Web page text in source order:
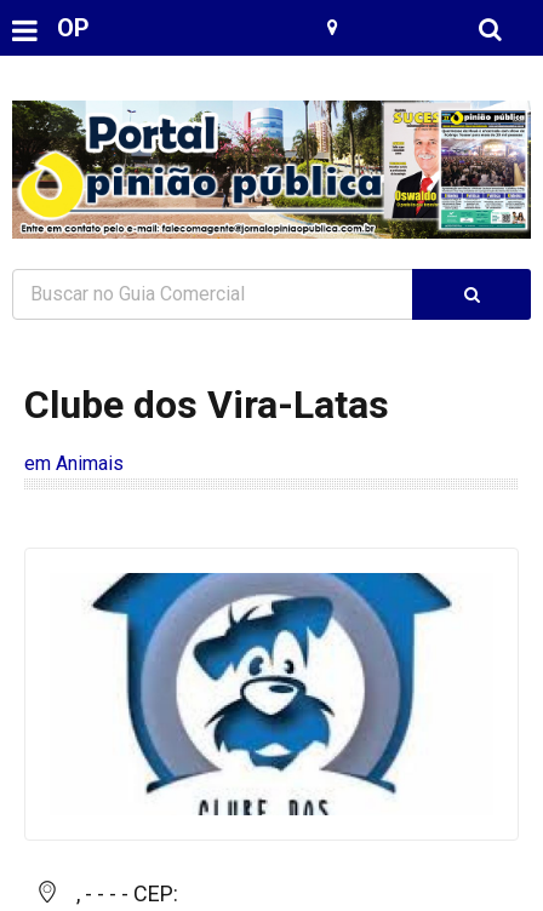
OP
Clube dos Vira-Latas
em Animais
, - - - - CEP: